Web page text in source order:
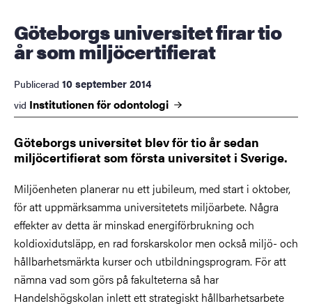
Göteborgs universitet firar tio
år som miljöcertifierat
Publicerad 10 september 2014
vid Institutionen förodontologi
Göteborgs universitet blev för tio år sedan
miljöcertifierat som första universitet i Sverige.
Miljöenheten planerar nu ett jubileum, med start i oktober,
för att uppmärksamma universitetets miljöarbete. Några
effekter av detta är minskad energiförbrukning och
koldioxidutsläpp, en rad forskarskolor men också miljö- och
hållbarhetsmärkta kurser och utbildningsprogram. För att
nämna vad som görs på fakulteterna så har
Handelshögskolan inlett ett strategiskt hållbarhetsarbete